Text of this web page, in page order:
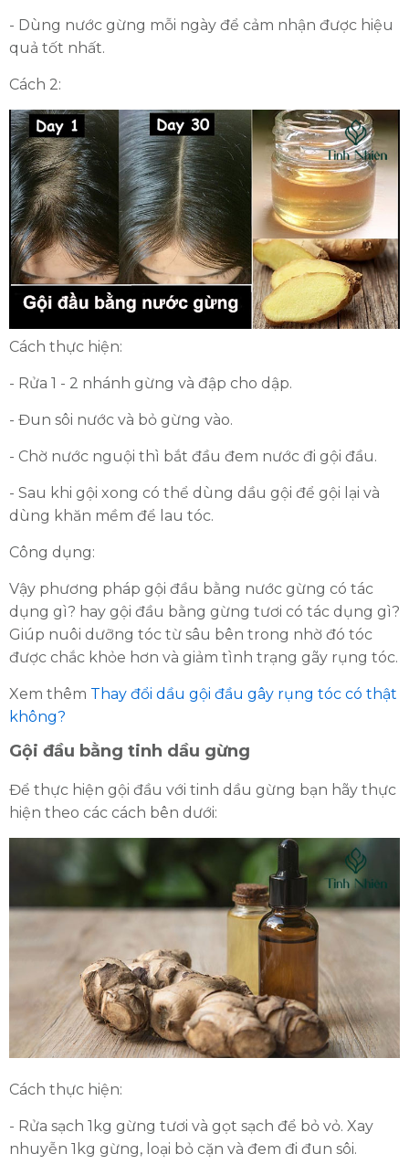
- Dùng nước gừng mỗi ngày để cảm nhận được hiệu
quả tốt nhất.
Cách 2:
Cách thực hiện:
- Rửa 1 - 2 nhánh gừng và đập cho dập.
- Đun sôi nước và bỏ gừng vào.
- Chờ nước nguội thì bắt đầu đem nước đi gội đầu.
- Sau khi gội xong có thể dùng dầu gội để gội lại và
dùng khăn mềm để lau tóc.
Công dụng:
Vậy phương pháp gội đầu bằng nước gừng có tác
dụng gì? hay gội đầu bằng gừng tươi có tác dụng gì?
Giúp nuôi dưỡng tóc từ sâu bên trong nhờ đó tóc
được chắc khỏe hơn và giảm tình trạng gãy rụng tóc.
Xem thêm Thay đổi dầu gội đầu gây rụng tóc có thật
không?
Gội đầu bằng tinh dầu gừng
Để thực hiện gội đầu với tinh dầu gừng bạn hãy thực
hiện theo các cách bên dưới:
Cách thực hiện:
- Rửa sạch 1kg gừng tươi và gọt sạch để bỏ vỏ. Xay
nhuyễn 1kg gừng, loại bỏ cặn và đem đi đun sôi.